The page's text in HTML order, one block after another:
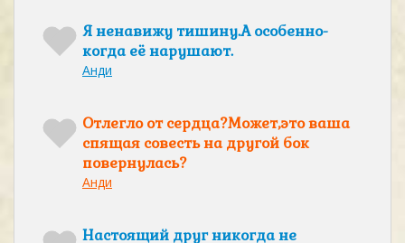
Я ненавижу тишину.А особенно-
когда её нарушают.
Анди
Отлегло от сердца?Может,это ваша
спящая совесть на другой бок
повернулась?
Анди
Настоящий друг никогда не